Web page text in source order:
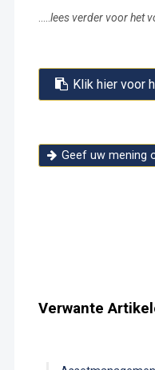
lees verder voor het
Klik hier voor
Geef uw mening
Verwante